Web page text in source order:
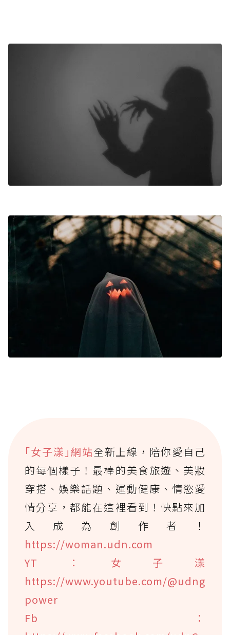
｢女子漾｣網站全新上線，陪你愛自己
的每個樣子！最棒的美食旅遊、美妝
穿搭、娛樂話題、運動健康、情慾愛
情分享，都能在這裡看到！快點來加
入成為創作者！
https://woman.udn.com
YT：女子漾
https://www.youtube.com/@udng
power
Fb：